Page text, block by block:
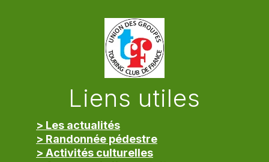
Liens utiles
> Les actualités
> Randonnée pédestre
> Activités culturelles